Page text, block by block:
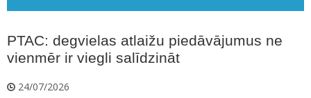
PTAC: degvielas atlaižu piedāvājumus ne
vienmēr ir viegli salīdzināt
24/07/2026